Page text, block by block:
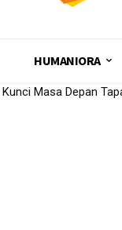
HUMANIORA
Masa Depan